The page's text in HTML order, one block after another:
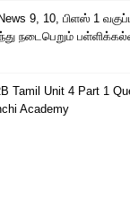
9, 10, பிளஸ் 1
நடைபெறும்
Tamil Unit 4 Part 1
Academy